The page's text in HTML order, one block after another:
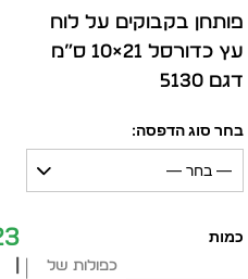
פותחן בקבוקים על לוח
עץ כדורסל 21×10 ס”מ
דגם 5130
בחר סוג הדפסה:
— בחר —
כפולות של